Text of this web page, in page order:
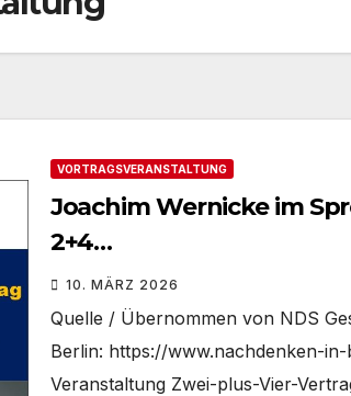
VORTRAGSVERANSTALTUNG
Joachim Wernicke im
2+4…
10. MÄRZ 2026
Quelle / Übernommen von NDS
Berlin: https://www.nachdenken-
Veranstaltung Zwei-plus-Vier-